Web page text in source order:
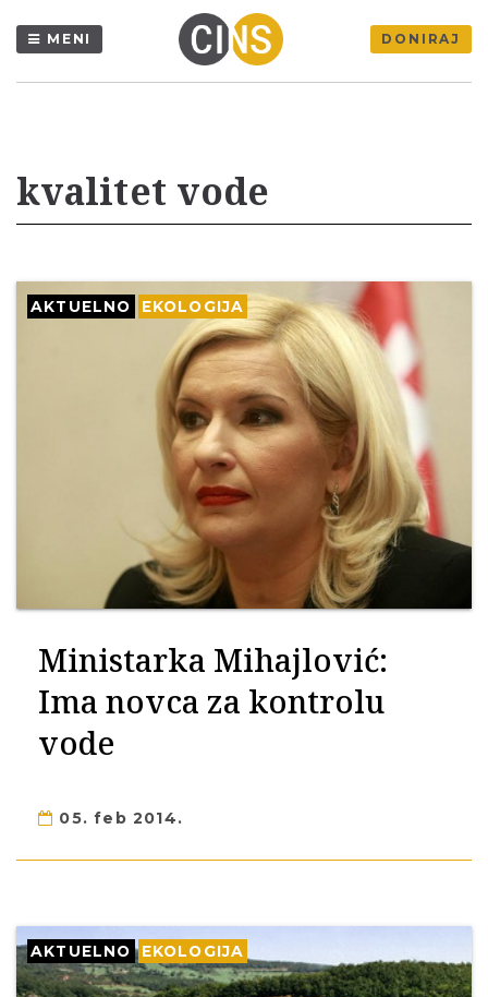
MENI DONIRAJ
kvalitet vode
AKTUELNO EKOLOGIJA
Ministarka Mihajlović:
Ima novca za kontrolu
vode
05. feb 2014.
AKTUELNO EKOLOGIJA